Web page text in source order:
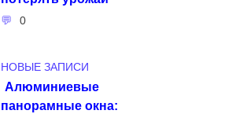
0
НОВЫЕ ЗАПИСИ
Алюминиевые
панорамные окна: